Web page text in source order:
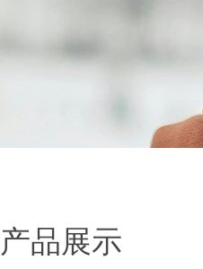
产品展示